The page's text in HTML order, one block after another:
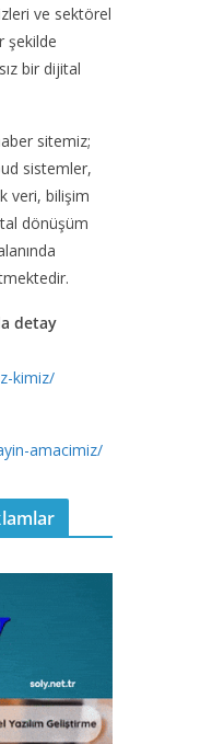
ve sektörel
şekilde
bir dijital
sitemiz;
sistemler,
veri, bilişim
dönüşüm
detay
kimiz/
amacimiz/